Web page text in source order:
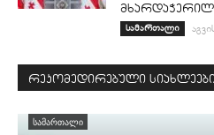
სამართალი
რეკომედირებული
ᲡᲐᲛᲐᲠᲗᲐᲚᲘ